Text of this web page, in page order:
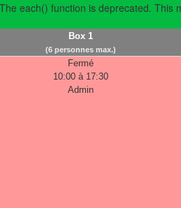
each() function is deprecated. This
Box 1
(6 personnes max.)
Fermé
10:00 à 17:30
Admin